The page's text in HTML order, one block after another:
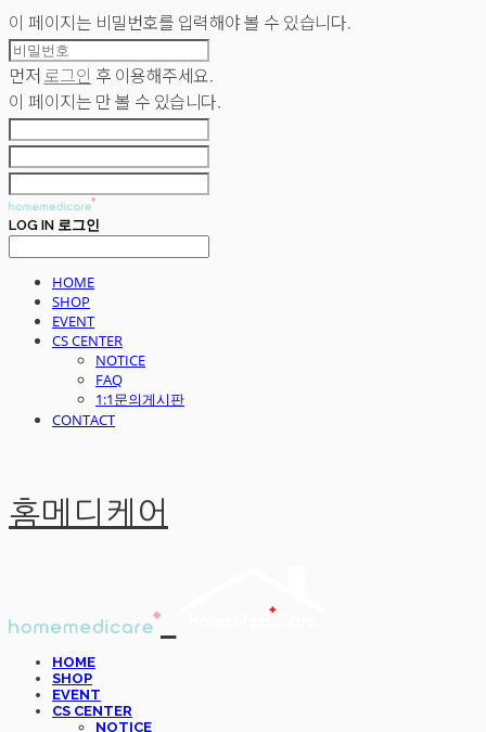
이 페이지는 비밀번호를 입력해야 볼 수 있습니다.
먼저 로그인 후 이용해주세요.
이 페이지는 만 볼 수 있습니다.
LOG IN 로그인
HOME
SHOP
EVENT
CS CENTER
NOTICE
FAQ
1:1문의게시판
CONTACT
홈메디케어
HOME
SHOP
EVENT
CS CENTER
NOTICE